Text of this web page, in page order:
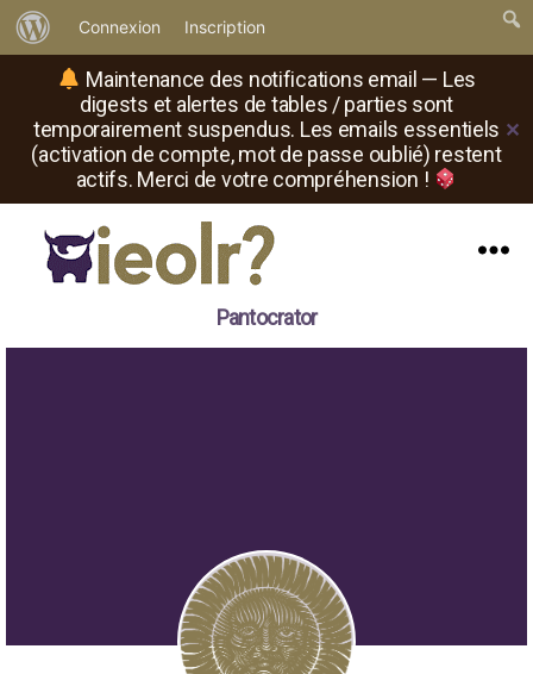
Maintenance des notifications email — Les
digests et alertes de tables / parties sont
temporairement suspendus. Les emails essentiels
(activation de compte, mot de passe oublié) restent
actifs. Merci de votre compréhension !
✕
propos
de
WordPress
Connexion Inscription
où
Pantocrator